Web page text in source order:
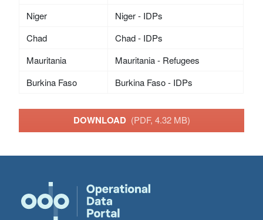
Niger
Niger - IDPs
Chad
Chad - IDPs
Mauritania
Mauritania - Refugees
Burkina Faso
Burkina Faso - IDPs
DOWNLOAD (PDF, 4.32 MB)